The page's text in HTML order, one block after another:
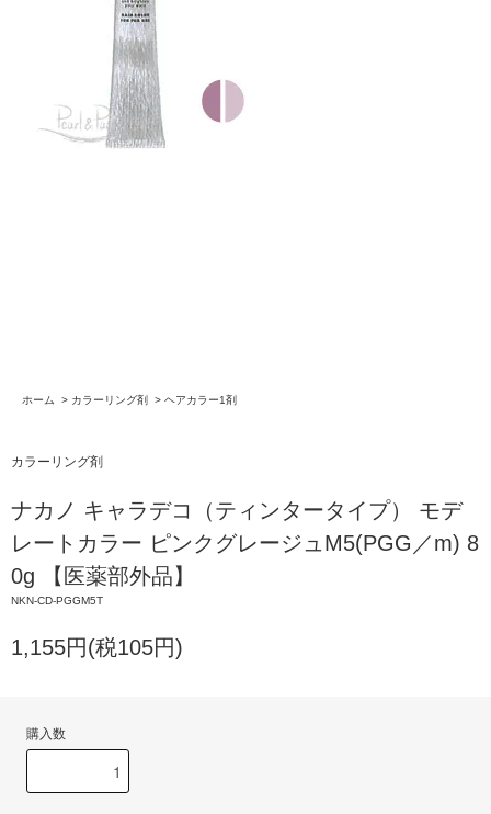
ホーム > カラーリング剤 > ヘアカラー1剤
カラーリング剤
ナカノ キャラデコ（ティンタータイプ） モデ
レートカラー ピンクグレージュM5(PGG／m) 8
0g 【医薬部外品】
NKN-CD-PGGM5T
1,155円(税105円)
購入数